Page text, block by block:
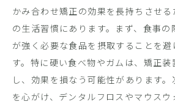
かみ合わせ矯正の効果を長持ちさせ
の生活習慣にあります。まず、食事の
が強く必要な食品を摂取することを
す。特に硬い食べ物やガムは、矯正
し、効果を損なう可能性があります
を心がけ、デンタルフロスやマウスウ